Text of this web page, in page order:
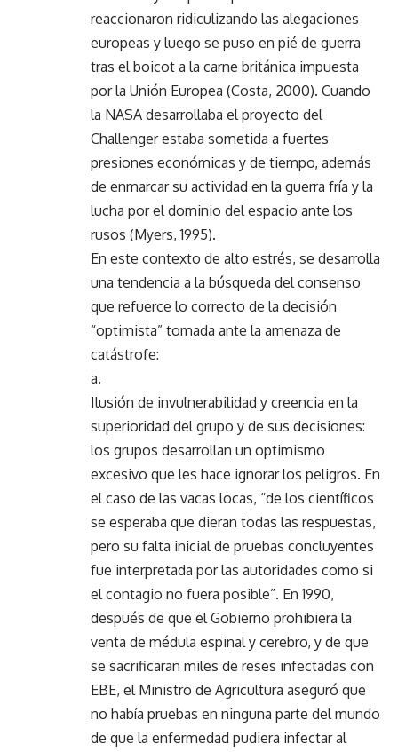
reaccionaron ridiculizando las alegaciones
europeas y luego se puso en pié de guerra
tras el boicot a la carne británica impuesta
por la Unión Europea (Costa, 2000). Cuando
la NASA desarrollaba el proyecto del
Challenger estaba sometida a fuertes
presiones económicas y de tiempo, además
de enmarcar su actividad en la guerra fría y la
lucha por el dominio del espacio ante los
rusos (Myers, 1995).
En este contexto de alto estrés, se desarrolla
una tendencia a la búsqueda del consenso
que refuerce lo correcto de la decisión
“optimista” tomada ante la amenaza de
catástrofe:
Ilusión de invulnerabilidad y creencia en la
superioridad del grupo y de sus decisiones:
los grupos desarrollan un optimismo
excesivo que les hace ignorar los peligros. En
el caso de las vacas locas, “de los científicos
se esperaba que dieran todas las respuestas,
pero su falta inicial de pruebas concluyentes
fue interpretada por las autoridades como si
el contagio no fuera posible”. En 1990,
después de que el Gobierno prohibiera la
venta de médula espinal y cerebro, y de que
se sacrificaran miles de reses infectadas con
EBE, el Ministro de Agricultura aseguró que
no había pruebas en ninguna parte del mundo
de que la enfermedad pudiera infectar al